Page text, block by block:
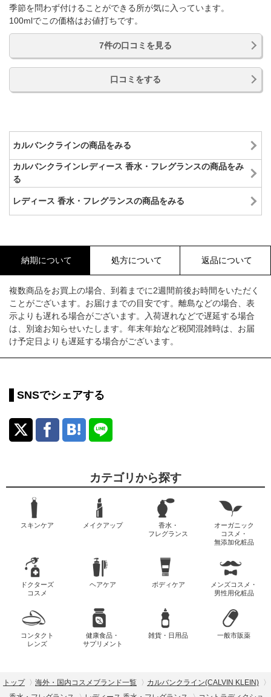
季節を問わず付けることができる所が気に入っています。
100mlでこの価格はお値打ちです。
7件の口コミを見る
口コミをする
カルバンクラインの商品をみる
カルバンクラインレディース 香水・フレグランスの商品をみ
る
レディース 香水・フレグランスの商品をみる
納期について 処方について 返品について
複数商品をお買上の場合、到着までに2週間前後お時間をいただく
ことがございます。お届けまでの目安です。離島などの場合、表
示よりも遅れる場合がございます。入荷遅れなどで遅延する場合
は、別途お知らせいたします。年末年始など税関混雑時は、お届
け予定日よりも遅延する場合がございます。
SNSでシェアする
カテゴリから探す
スキンケア メイクアップ
香水・
フレグランス
オーガニック
コスメ・
無添加化粧品
ドクターズ
コスメ
ヘアケア ボディケア
メンズコスメ・
男性用化粧品
コンタクト
レンズ
健康食品・
サプリメント
雑貨・日用品 一般市販薬
トップ 海外・国内コスメブランド一覧
カルバンクライン(CALVIN KLEIN)